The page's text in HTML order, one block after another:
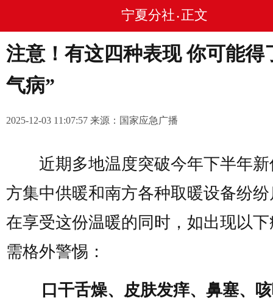
宁夏分社 • 正文
注意！有这四种表现 你可能得
气病”
2025-12-03 11:07:57 来源：国家应急广播
近期多地温度突破今年下半年新
方集中供暖和南方各种取暖设备纷
在享受这份温暖的同时，如出现以
需格外警惕：
口干舌燥、皮肤发痒、鼻塞、